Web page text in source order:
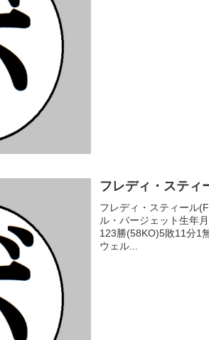
フレディ・ステ
フレディ・スティール
ル・バージェット生年
123勝(58KO)5敗11分1
ウェル...